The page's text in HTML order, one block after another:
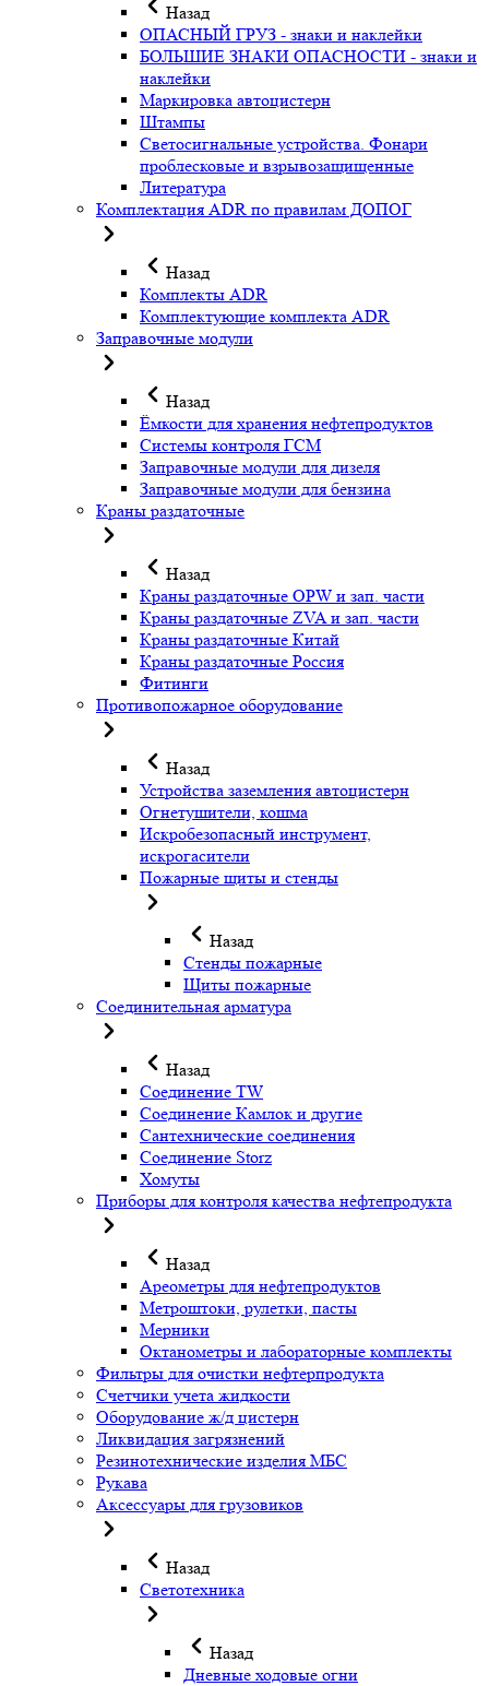
Назад
ОПАСНЫЙ ГРУЗ - знаки и наклейки
БОЛЬШИЕ ЗНАКИ ОПАСНОСТИ - знаки и
наклейки
Маркировка автоцистерн
Штампы
Светосигнальные устройства. Фонари
проблесковые и взрывозащищенные
Литература
Комплектация ADR по правилам ДОПОГ
Назад
Комплекты ADR
Комплектующие комплекта ADR
Заправочные модули
Назад
Ёмкости для хранения нефтепродуктов
Системы контроля ГСМ
Заправочные модули для дизеля
Заправочные модули для бензина
Краны раздаточные
Назад
Краны раздаточные OPW и зап. части
Краны раздаточные ZVA и зап. части
Краны раздаточные Китай
Краны раздаточные Россия
Фитинги
Противопожарное оборудование
Назад
Устройства заземления автоцистерн
Огнетушители, кошма
Искробезопасный инструмент,
искрогасители
Пожарные щиты и стенды
Назад
Стенды пожарные
Щиты пожарные
Соединительная арматура
Назад
Соединение TW
Соединение Камлок и другие
Сантехнические соединения
Соединение Storz
Хомуты
Приборы для контроля качества нефтепродукта
Назад
Ареометры для нефтепродуктов
Метроштоки, рулетки, пасты
Мерники
Октанометры и лабораторные комплекты
Фильтры для очистки нефтерпродукта
Счетчики учета жидкости
Оборудование ж/д цистерн
Ликвидация загрязнений
Резинотехнические изделия МБС
Рукава
Аксессуары для грузовиков
Назад
Светотехника
Назад
Дневные ходовые огни